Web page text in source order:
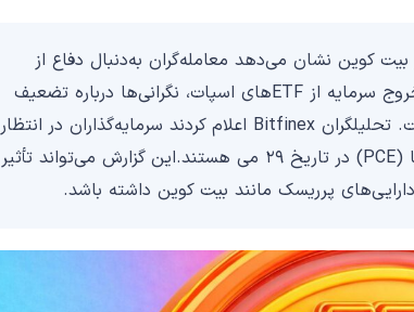
کوین نشان می‌دهد معامله‌گران به‌دنبال دفاع از
محدوده حمایتی ۷۰ هزار دلار هستند. اما ادامه خروج سرمایه از ETFهای اسپات، نگرانی‌ها درباره تضعیف
تقاضای نهادی برای بیت کوین را افزایش داده است. تحلیلگران Bitfinex اعلام کردند سرمایه‌گذاران در انتظار
انتشار گزارش شاخص هزینه مصرف شخصی آمریکا (PCE) در تاریخ ۲۹ می هستند.این گزارش می‌تواند تأثیر
پرریسک مانند بیت کوین داشته باشد.